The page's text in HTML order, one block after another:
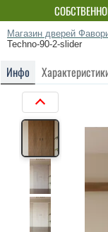
Магазин дверей
Techno-90-2-slider
Инфо